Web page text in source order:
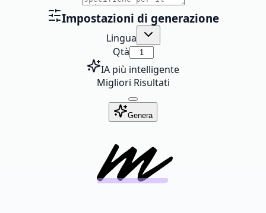
Impostazioni di generazione
Lingua
Qtà
IA più intelligente
Migliori Risultati
Genera